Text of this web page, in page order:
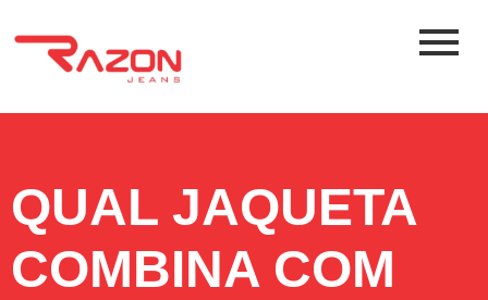
QUAL JAQUETA
COMBINA COM